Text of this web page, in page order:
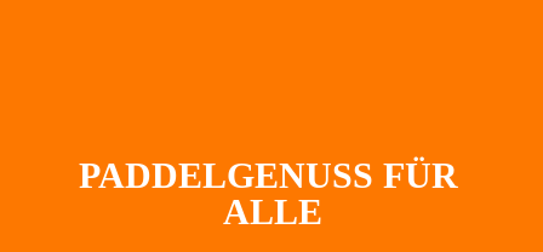
PADDELGENUSS FÜR
ALLE